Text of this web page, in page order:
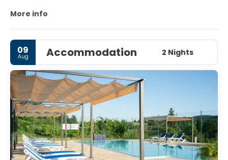
depositing tufa in continually changing formations.
footbridges and pathways that snake around the edges
and across the rumbling water.
More info
09
Aug Accommodation 2 Nights